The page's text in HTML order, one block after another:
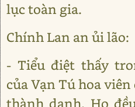
lục toàn gia.
Chính Lan an ủi lão:
- Tiểu điệt thấy
của Vạn Tú hoa
thành danh. Họ